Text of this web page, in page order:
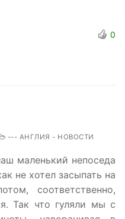
0
--- АНГЛИЯ - НОВОСТИ
маленький непоседа
не хотел засыпать на
соответственно,
Так что гуляли мы с